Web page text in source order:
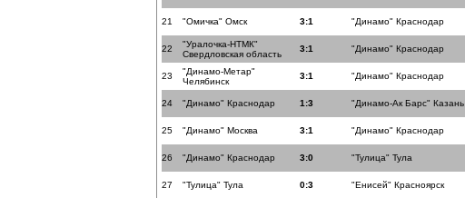
21 "Омичка" Омск 3:1 "Динамо" Краснодар
22
"Уралочка-НТМК"
Свердловская область
3:1 "Динамо" Краснодар
23
"Динамо-Метар"
Челябинск
3:1 "Динамо" Краснодар
24 "Динамо" Краснодар 1:3 "Динамо-Ак Барс" Казань
25 "Динамо" Москва 3:1 "Динамо" Краснодар
26 "Динамо" Краснодар 3:0 "Тулица" Тула
27 "Тулица" Тула 0:3 "Енисей" Красноярск